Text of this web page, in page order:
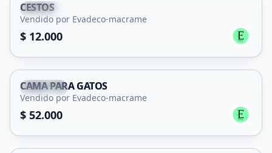
Capital
CESTOS
Vendido por Evadeco-macrame
$ 12.000
Capital
CAMA PARA GATOS
Vendido por Evadeco-macrame
$ 52.000